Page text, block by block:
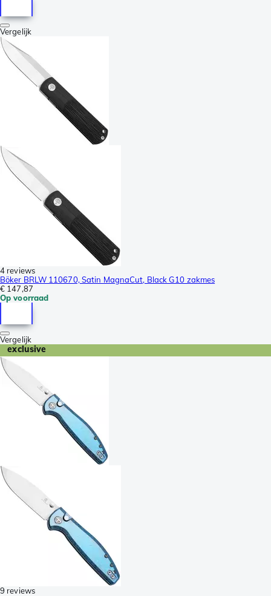
Vergelijk
4 reviews
Böker BRLW 110670, Satin MagnaCut, Black G10 zakmes
€ 147,87
Op voorraad
Vergelijk
exclusive
9 reviews